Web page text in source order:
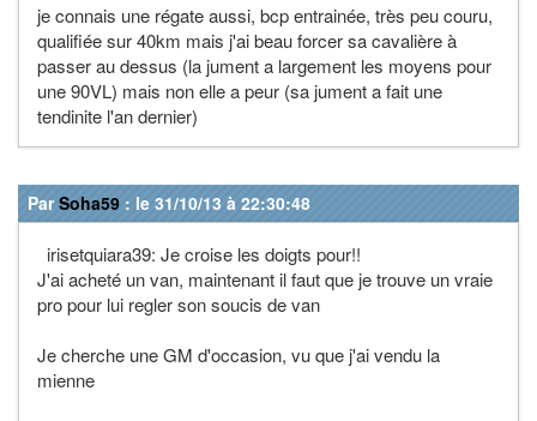
je connais une régate aussi, bcp entrainée, très peu couru,
qualifiée sur 40km mais j'ai beau forcer sa cavalière à
passer au dessus (la jument a largement les moyens pour
une 90VL) mais non elle a peur (sa jument a fait une
tendinite l'an dernier)
ParSoha59 : le 31/10/13 à 22:30:48
irisetquiara39: Je croise les doigts pour!!
J'ai acheté un van, maintenant il faut que je trouve un vraie
pro pour lui regler son soucis de van
Je cherche une GM d'occasion, vu que j'ai vendu la
mienne